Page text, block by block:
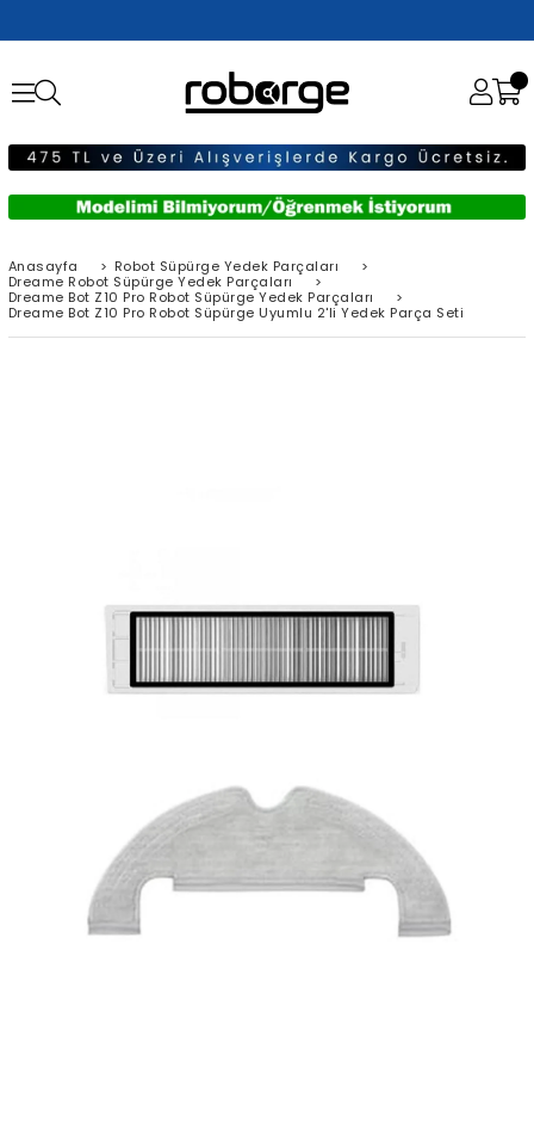
Anasayfa > Robot Süpürge Yedek Parçaları
>
Dreame Robot Süpürge Yedek Parçaları
>
Dreame Bot Z10 Pro Robot Süpürge Yedek Parçaları
>
Dreame Bot Z10 Pro Robot Süpürge Uyumlu 2'li Yedek Parça Seti